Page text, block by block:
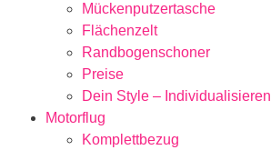
Mückenputzertasche
Flächenzelt
Randbogenschoner
Preise
Dein Style – Individualisieren
Motorflug
Komplettbezug